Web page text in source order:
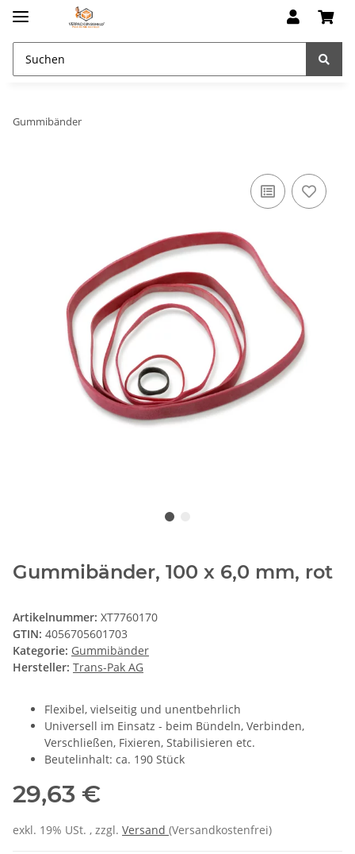
Gummibänder
Gummibänder, 100 x 6,0 mm, rot
Artikelnummer: XT7760170
GTIN: 4056705601703
Kategorie: Gummibänder
Hersteller: Trans-Pak AG
Flexibel, vielseitig und unentbehrlich
Universell im Einsatz - beim Bündeln, Verbinden,
Verschließen, Fixieren, Stabilisieren etc.
Beutelinhalt: ca. 190 Stück
29,63 €
exkl. 19% USt. , zzgl. Versand (Versandkostenfrei)